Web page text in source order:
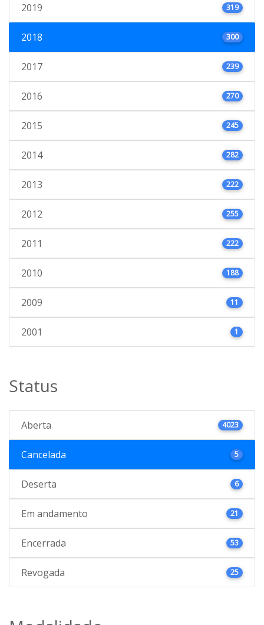
2019 319
2018 300
2017 239
2016 270
2015 245
2014 282
2013 222
2012 255
2011 222
2010 188
2009 11
2001 1
Status
Aberta 4023
Cancelada 5
Deserta 6
Em andamento 21
Encerrada 53
Revogada 25